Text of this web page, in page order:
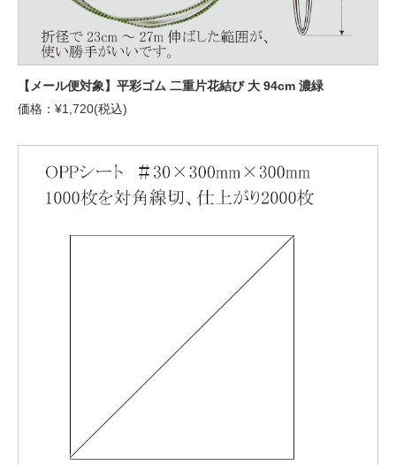
【メール便対象】平彩ゴム 二重片花結び 大 94cm 濃緑
価格：¥1,720(税込)